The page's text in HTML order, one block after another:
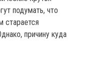
подумать, что
старается
причину куда